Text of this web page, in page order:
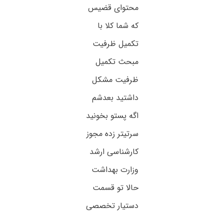
محتوای قضیس
که شما کلا با
تکمیل ظرفیت
مبحث تکمیل
ظرفیت مشکل
داشتید بعدشم
اگه پستو بخونید
سرتیتر زده مجوز
کارشناسی ارشد
وزارت بهداشت
حالا تو قسمت
دستیار تخصصی